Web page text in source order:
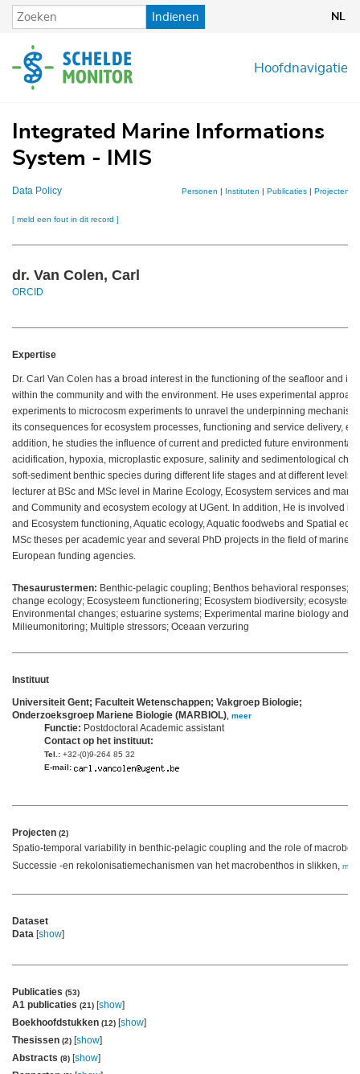
Overslaan
en
de
inhoud
Indienen NL
Hoofdnavigatie
Integrated Marine Informations
System - IMIS
Data Policy Personen | Instituten | Publicaties | Projecten
[ meld een fout in dit record ]
dr. Van Colen, Carl
ORCID
Expertise
Dr. Carl Van Colen has a broad interest in the functioning of the seafloor and
within the community and with the environment. He uses experimental
experiments to microcosm experiments to unravel the underpinning
its consequences for ecosystem processes, functioning and service delivery,
addition, he studies the influence of current and predicted future environmental
acidification, hypoxia, microplastic exposure, salinity and sedimentological
soft-sediment benthic species during different life stages and at different levels
lecturer at BSc and MSc level in Marine Ecology, Ecosystem services and
and Community and ecosystem ecology at UGent. In addition, He is involved
and Ecosystem functioning, Aquatic ecology, Aquatic foodwebs and Spatial
MSc theses per academic year and several PhD projects in the field of marine
European funding agencies.
Thesaurustermen: Benthic-pelagic coupling; Benthos behavioral responses;
change ecology; Ecosysteem functionering; Ecosystem biodiversity; ecosystem
Environmental changes; estuarine systems; Experimental marine biology and
Milieumonitoring; Multiple stressors; Oceaan verzuring
Instituut
Universiteit Gent; Faculteit Wetenschappen; Vakgroep Biologie;
Onderzoeksgroep Mariene Biologie (MARBIOL), meer
Functie: Postdoctoral Academic assistant
Contact op het instituut:
Tel.: +32-(0)9-264 85 32
E-mail:
Projecten (2)
Spatio-temporal variability in benthic-pelagic coupling and the role of
Successie -en rekolonisatiemechanismen van het macrobenthos in slikken, meer
Dataset
Data [show]
Publicaties (53)
A1 publicaties (21) [show]
Boekhoofdstukken (12) [show]
Thesissen (2) [show]
Abstracts (8) [show]